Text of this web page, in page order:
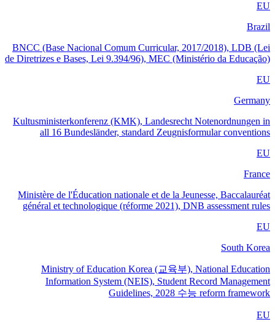
EU
Brazil
BNCC (Base Nacional Comum Curricular, 2017/2018), LDB (Lei
de Diretrizes e Bases, Lei 9.394/96), MEC (Ministério da Educação)
EU
Germany
Kultusministerkonferenz (KMK), Landesrecht Notenordnungen in
all 16 Bundesländer, standard Zeugnisformular conventions
EU
France
Ministère de l'Éducation nationale et de la Jeunesse, Baccalauréat
général et technologique (réforme 2021), DNB assessment rules
EU
South Korea
Ministry of Education Korea (교육부), National Education
Information System (NEIS), Student Record Management
Guidelines, 2028 수능 reform framework
EU